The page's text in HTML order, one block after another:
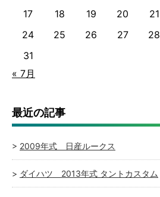
17
18 19 20 21
24
25 26 27 28
31
« 7月
最近の記事
2009年式 日産ルークス
ダイハツ 2013年式 タントカスタム